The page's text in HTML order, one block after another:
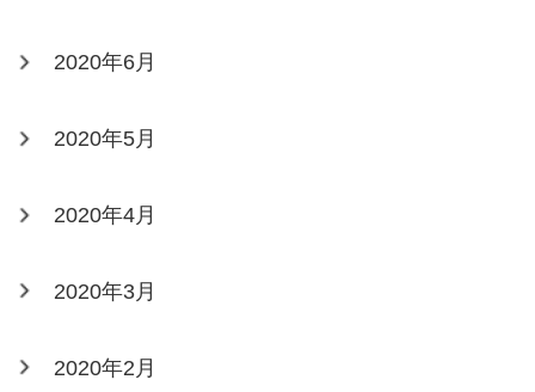
2020年6月
2020年5月
2020年4月
2020年3月
2020年2月